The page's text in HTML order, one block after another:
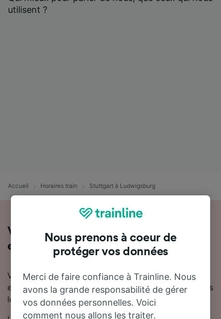
utilisent ?
Accueil Horaires train Stuttgart à Ludwigsburg
Voyager de Stuttgart à Ludwigsburg
en train
Vous souhaitez en savoir plus sur le voyage en train
entre Stuttgart et Ludwigsburg ? Ne cherchez pas plus
loin.
Nous prenons à coeur de
protéger vos données
Merci de faire confiance à Trainline. Nous
avons la grande responsabilité de gérer
vos données personnelles. Voici
comment nous allons les traiter.